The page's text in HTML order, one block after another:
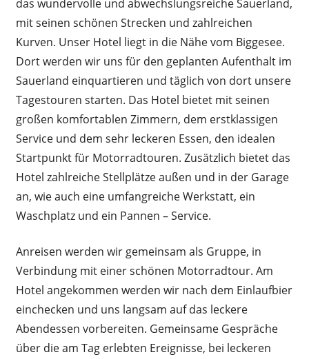
das wundervolle und abwechslungsreiche Sauerland,
mit seinen schönen Strecken und zahlreichen
Kurven. Unser Hotel liegt in die Nähe vom Biggesee.
Dort werden wir uns für den geplanten Aufenthalt im
Sauerland einquartieren und täglich von dort unsere
Tagestouren starten. Das Hotel bietet mit seinen
großen komfortablen Zimmern, dem erstklassigen
Service und dem sehr leckeren Essen, den idealen
Startpunkt für Motorradtouren. Zusätzlich bietet das
Hotel zahlreiche Stellplätze außen und in der Garage
an, wie auch eine umfangreiche Werkstatt, ein
Waschplatz und ein Pannen – Service.
Anreisen werden wir gemeinsam als Gruppe, in
Verbindung mit einer schönen Motorradtour. Am
Hotel angekommen werden wir nach dem Einlaufbier
einchecken und uns langsam auf das leckere
Abendessen vorbereiten. Gemeinsame Gespräche
über die am Tag erlebten Ereignisse, bei leckeren